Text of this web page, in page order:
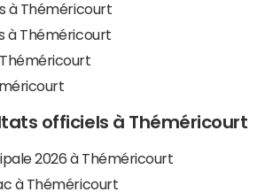
à Théméricourt
à Théméricourt
officiels à Théméricourt
2026 à Théméricourt
à Théméricourt